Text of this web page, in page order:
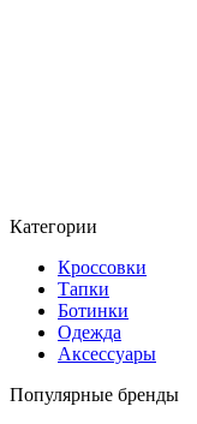
Категории
Кроссовки
Тапки
Ботинки
Одежда
Аксессуары
Популярные бренды